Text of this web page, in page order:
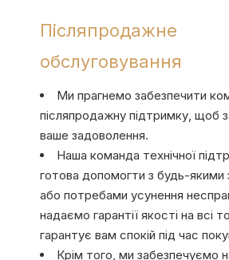
Післяпродажне
обслуговування
Ми прагнемо забезпечити
післяпродажну підтримку, щоб
ваше задоволення.
Наша команда технічної
готова допомогти з будь-якими
або потребами усунення
надаємо гарантії якості на всі
гарантує вам спокій під час
Крім того, ми забезпечуємо